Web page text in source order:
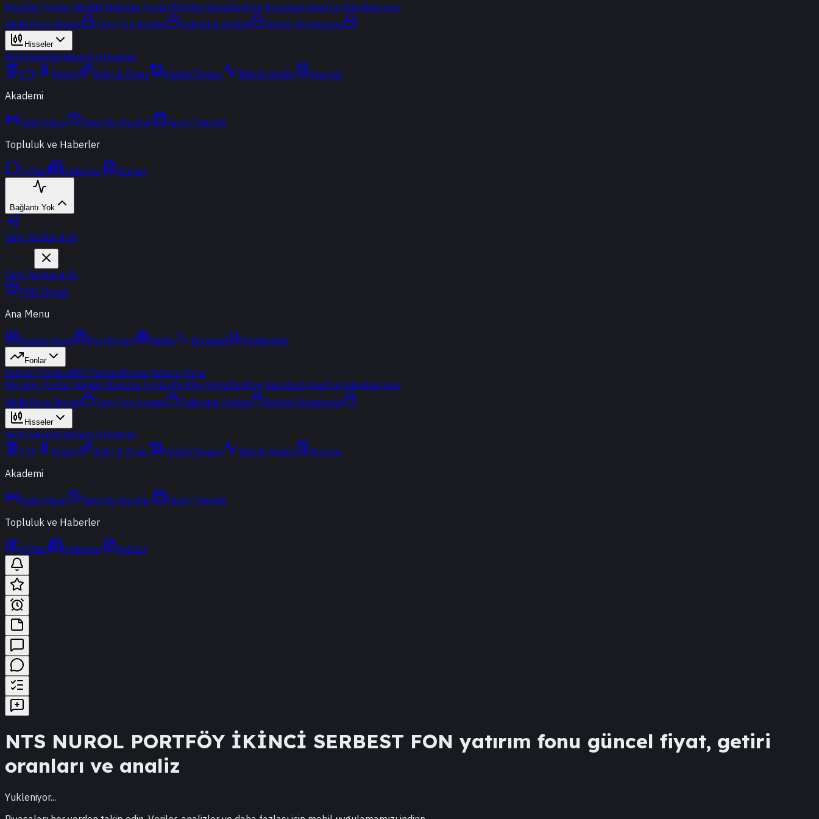
Popüler Fonlar YeniBir Bakışta FonlarPortföy ŞirketleriFon KarşılaştırmaFon Simülasyonu
Akıllı Para Sinyali
Ters Fon Arama Çakışma Analizi Sektör Rotasyonu
Hisseler
Yerli HisselerYabancı Hisseler
ETF
Kripto Altın & Döviz Vadeli Piyasa Teknik Analiz
Araçlar
Akademi
Canlı Yayın Geçmiş Yayınlar
Yayın Takvimi
Topluluk ve Haberler
t-Chat Haberler Yazılar
Bağlantı Yok
Giriş YapKayıt Ol
Giriş YapKayıt Ol
PRO Üyelik
Ana Menu
Günün Özeti Portföyüm Radar Terminal Endeksler
Fonlar
Yatırım FonlarıBES FonlarıBorsa Yatırım Fonu
Popüler Fonlar YeniBir Bakışta FonlarPortföy ŞirketleriFon KarşılaştırmaFon Simülasyonu
Akıllı Para Sinyali
Ters Fon Arama Çakışma Analizi Sektör Rotasyonu
Hisseler
Yerli HisselerYabancı Hisseler
ETF
Kripto Altın & Döviz Vadeli Piyasa Teknik Analiz
Araçlar
Akademi
Canlı Yayın Geçmiş Yayınlar
Yayın Takvimi
Topluluk ve Haberler
t-Chat Haberler Yazılar
NTS NUROL PORTFÖY İKİNCİ SERBEST FON yatırım fonu güncel fiyat, getiri
oranları ve analiz
Yukleniyor...